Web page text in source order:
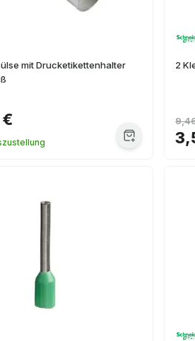
mit Drucketikettenhalter
2